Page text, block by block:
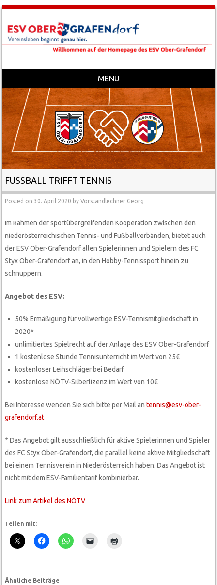
MENU
Skip to content
FUSSBALL TRIFFT TENNIS
Posted on 30. April 2020 byVorstandlechner Georg
Im Rahmen der sportübergreifenden Kooperation zwischen den
niederösterreichischen Tennis- und Fußballverbänden, bietet auch
der ESV Ober-Grafendorf allen Spielerinnen und Spielern des FC
Styx Ober-Grafendorf an, in den Hobby-Tennissport hinein zu
schnuppern.
Angebot des ESV:
50% Ermäßigung für vollwertige ESV-Tennismitgliedschaft in
2020*
unlimitiertes Spielrecht auf der Anlage des ESV Ober-Grafendorf
1 kostenlose Stunde Tennisunterricht im Wert von 25€
kostenloser Leihschläger bei Bedarf
kostenlose NÖTV-Silberlizenz im Wert von 10€
Bei Interesse wenden Sie sich bitte per Mail antennis@esv-ober-
grafendorf.at
* Das Angebot gilt ausschließlich für aktive Spielerinnen und Spieler
des FC Styx Ober-Grafendorf, die parallel keine aktive Mitgliedschaft
bei einem Tennisverein in Niederösterreich haben. Das Angebot ist
nicht mit dem ESV-Familientarif kombinierbar.
Link zum Artikel des NÖTV
Teilen mit:
Ähnliche Beiträge